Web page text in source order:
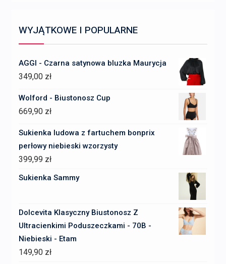
WYJĄTKOWE I POPULARNE
AGGI - Czarna satynowa bluzka Maurycja
349,00 zł
Wolford - Biustonosz Cup
669,90 zł
Sukienka ludowa z fartuchem bonprix
perłowy niebieski wzorzysty
399,99 zł
Sukienka Sammy
Dolcevita Klasyczny Biustonosz Z
Ultracienkimi Poduszeczkami - 70B -
Niebieski - Etam
149,90 zł